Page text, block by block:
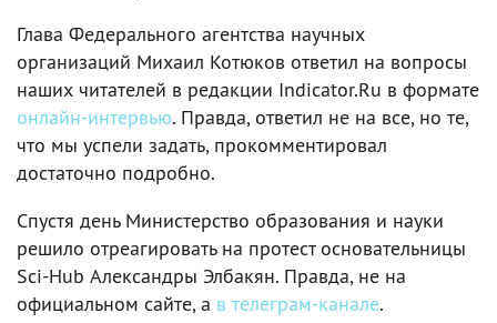
Глава Федерального агентства научных
организаций Михаил Котюков ответил на вопросы
наших читателей в редакции Indicator.Ru в формате
онлайн-интервью. Правда, ответил не на все, но те,
что мы успели задать, прокомментировал
достаточно подробно.
Спустя день Министерство образования и науки
решило отреагировать на протест основательницы
Sci-Hub Александры Элбакян. Правда, не на
официальном сайте, а в телеграм-канале.